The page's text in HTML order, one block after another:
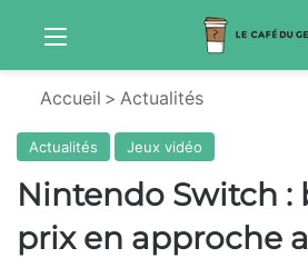
Menu
Accueil > Actualités
Actualités Jeux vidéo
Nintendo Switch :
prix en approche